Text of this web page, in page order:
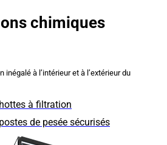
chimiques
inégalé à l’intérieur et à l’extérieur du
à filtration
de pesée sécurisés